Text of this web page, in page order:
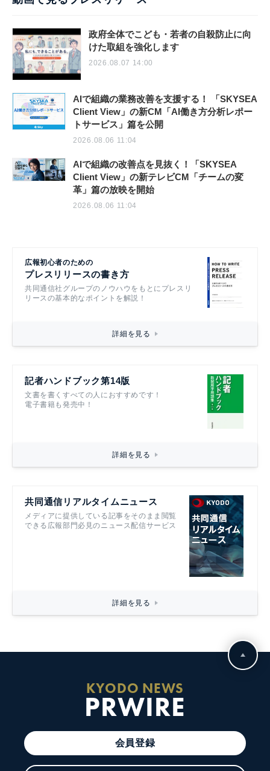
政府全体でこども・若者の自殺防止に向
けた取組を強化します
2026.08.07 14:00
AIで組織の業務改善を支援する！ 「SKYSEA
Client View」の新CM「AI働き方分析レポー
トサービス」篇を公開
2026.08.06 11:04
AIで組織の改善点を見抜く！「SKYSEA
Client View」の新テレビCM「チームの変
革」篇の放映を開始
2026.08.06 11:04
広報初心者のための
プレスリリースの書き方
共同通信社グループのノウハウをもとにプレスリ
リースの基本的なポイントを解説！
詳細を見る
記者ハンドブック第14版
文書を書くすべての人におすすめです！
電子書籍も発売中！
詳細を見る
共同通信リアルタイムニュース
メディアに提供している記事をそのまま閲覧
できる広報部門必見のニュース配信サービス
詳細を見る
KYODO NEWS
PRWIRE
会員登録